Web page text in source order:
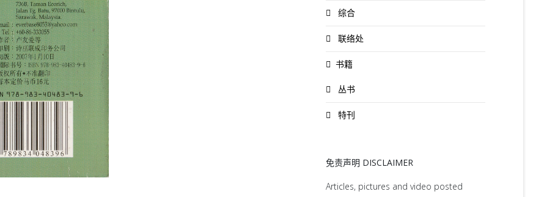
综合
联络处
书籍
丛书
特刊
免责声明 DISCLAIMER
Articles, pictures and video posted